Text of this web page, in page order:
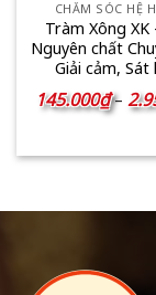
CHĂM SÓC HỆ
Tràm Xông XK
Nguyên chất
Giải cảm, Sát
145.000₫ –